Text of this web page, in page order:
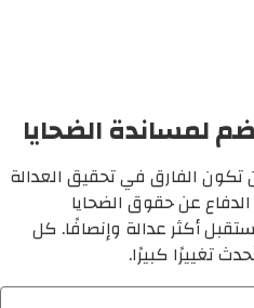
لمساندة الضحايا
تكون الفارق في تحقيق العدالة
عن حقوق الضحايا
أكثر عدالة وإنصافًا. كل
تغييرًا كبيرًا.